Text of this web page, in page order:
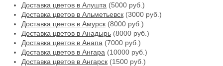
Доставка цветов в Алушта (5000 руб.)
Доставка цветов в Альметьевск (3000 руб.)
Доставка цветов в Амурск (8000 руб.)
Доставка цветов в Анадырь (8000 руб.)
Доставка цветов в Анапа (7000 руб.)
Доставка цветов в Ангара (10000 руб.)
Доставка цветов в Ангарск (1500 руб.)